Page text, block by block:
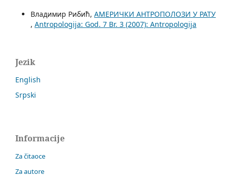
Владимир Рибић, АМЕРИЧКИ АНТРОПОЛОЗИ У РАТУ
, Antropologija: God. 7 Br. 3 (2007): Antropologija
Jezik
English
Srpski
Informacije
Za čitaoce
Za autore